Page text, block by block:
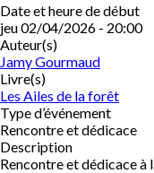
Date et heure de début
jeu 02/04/2026 - 20:00
Auteur(s)
Jamy Gourmaud
Livre(s)
Les Ailes de la forêt
Type d’événement
Rencontre et dédicace
Description
Rencontre et dédicace